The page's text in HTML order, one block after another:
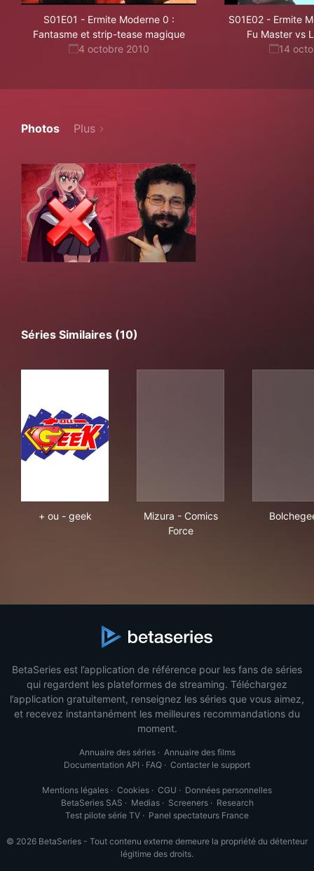
S01E01 - Ermite Moderne 0 :
Fantasme et strip-tease magique
4 octobre 2010
S01E02- Ermite
Fu Master vs
14
Photos Plus
Séries Similaires (10)
+ ou - geek
Mizura - Comics
Force
BetaSeries est l’application de référence pour les fans de séries
qui regardent les plateformes de streaming. Téléchargez
l’application gratuitement, renseignez les séries que vous aimez,
et recevez instantanément les meilleures recommandations du
moment.
Annuaire des séries· Annuaire des films
Documentation API · FAQ · Contacter le support
Mentions légales · Cookies · CGU · Données personnelles
BetaSeries SAS · Medias· Screeners· Research
Test pilote série TV · Panel spectateurs France
© 2026 BetaSeries - Tout contenu externe demeure la propriété du détenteur
légitime des droits.